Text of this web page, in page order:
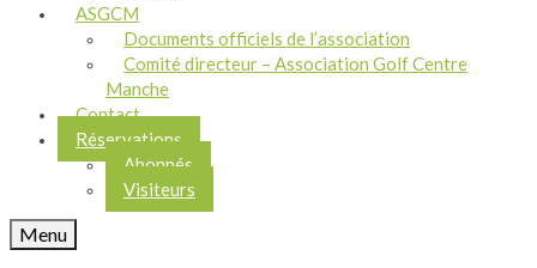
ASGCM
Documents officiels de l’association
Comité directeur – Association Golf Centre
Manche
Contact
Réservations
Abonnés
Visiteurs
Menu